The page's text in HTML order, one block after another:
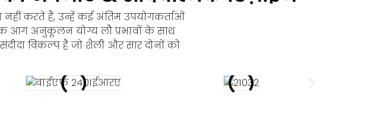
करते हैं, उन्हें कई अंतिम उपयोगकर्ताओं
आग अनुकूलन योग्य लौ प्रभावों के साथ
विकल्प हैं जो शैली और सार दोनों को